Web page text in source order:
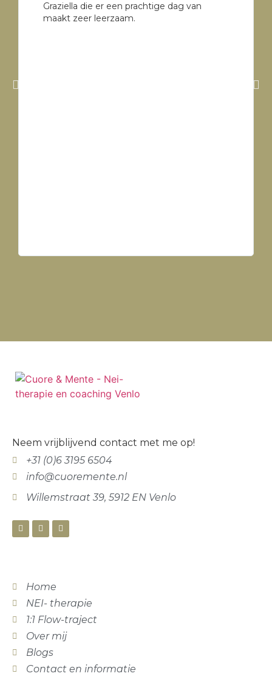
Graziella die er een prachtige dag van
maakt zeer leerzaam.
Neem vrijblijvend contact met me op!
+31 (0)6 3195 6504
info@cuoremente.nl
Willemstraat 39, 5912 EN Venlo
Home
NEI- therapie
1:1 Flow-traject
Over mij
Blogs
Contact en informatie